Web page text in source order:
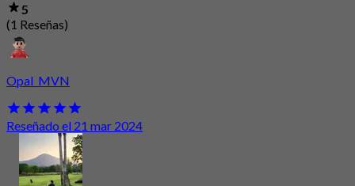
5
(1 Reseñas)
Opal_MVN
Reseñado el 21 mar 2024